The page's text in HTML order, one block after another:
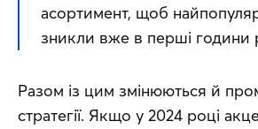
асортимент, щоб
зникли вже в перші години
Разом із цим змінюються й
стратегії. Якщо у 2024 році